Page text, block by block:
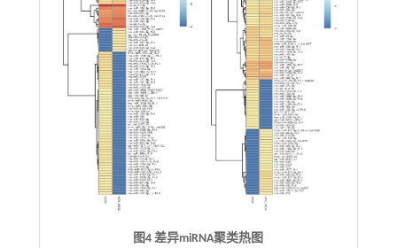
图4 差异miRNA聚类热图